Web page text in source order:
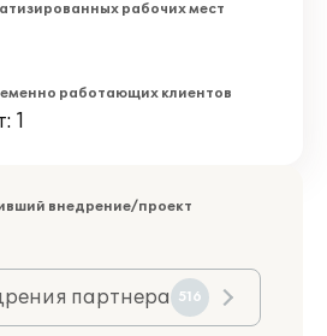
рабочих мест
работающих клиентов
1
внедрение/проект
партнера 516